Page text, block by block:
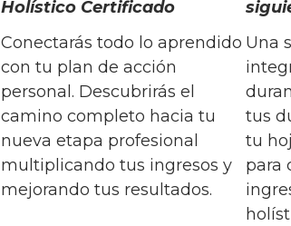
Holístico Certificado
Conectarás todo lo aprendido
con tu plan de acción
personal. Descubrirás el
camino completo hacia tu
nueva etapa profesional
multiplicando tus ingresos y
mejorando tus resultados.
Una
tus
tu
para